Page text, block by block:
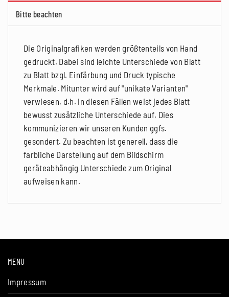
Bitte beachten
Die Originalgrafiken werden größtenteils von Hand
gedruckt. Dabei sind leichte Unterschiede von Blatt
zu Blatt bzgl. Einfärbung und Druck typische
Merkmale. Mitunter wird auf "unikate Varianten"
verwiesen, d.h. in diesen Fällen weist jedes Blatt
bewusst zusätzliche Unterschiede auf. Dies
kommunizieren wir unseren Kunden ggfs.
gesondert. Zu beachten ist generell, dass die
farbliche Darstellung auf dem Bildschirm
geräteabhängig Unterschiede zum Original
aufweisen kann.
MENU
Impressum